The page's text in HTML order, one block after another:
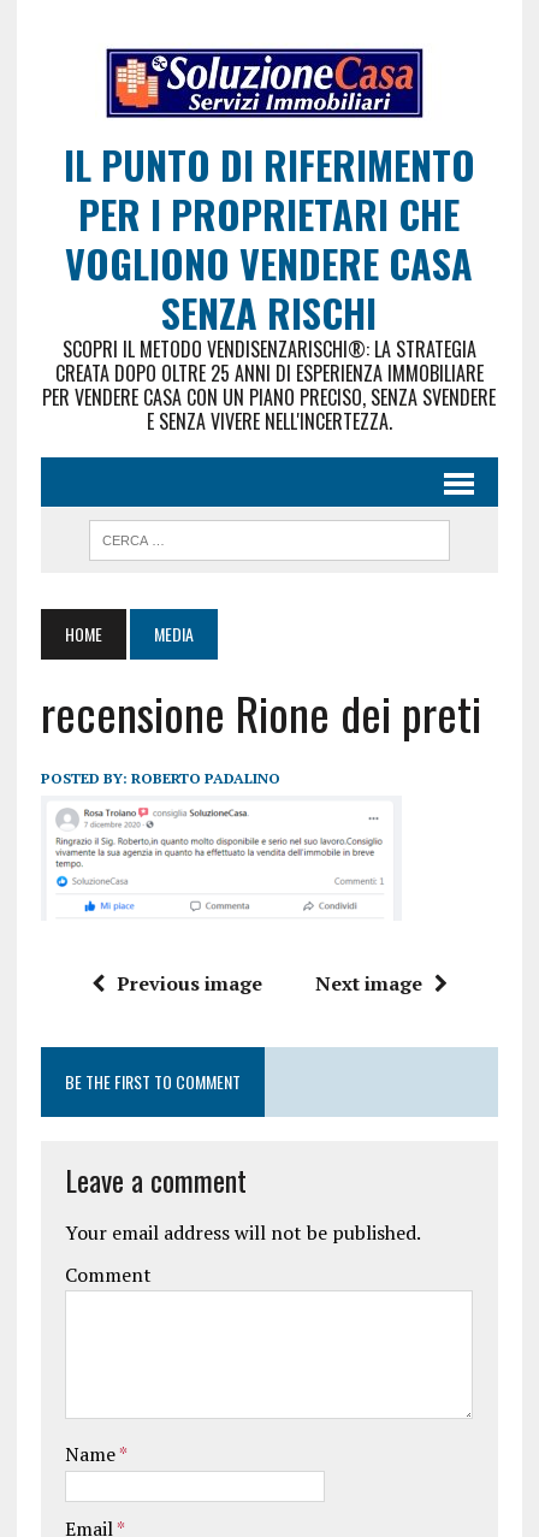
IL PUNTO DI RIFERIMENTO
PER I PROPRIETARI CHE
VOGLIONO VENDERE CASA
SENZA RISCHI
SCOPRI IL METODO VENDISENZARISCHI®: LA STRATEGIA
CREATA DOPO OLTRE 25 ANNI DI ESPERIENZA IMMOBILIARE
PER VENDERE CASA CON UN PIANO PRECISO, SENZA SVENDERE
E SENZA VIVERE NELL'INCERTEZZA.
HOME MEDIA
recensione Rione dei preti
POSTED BY: ROBERTO PADALINO
Previous image Next image
BE THE FIRST TO COMMENT
Leave a comment
Your email address will not be published.
Comment
Name*
Email*